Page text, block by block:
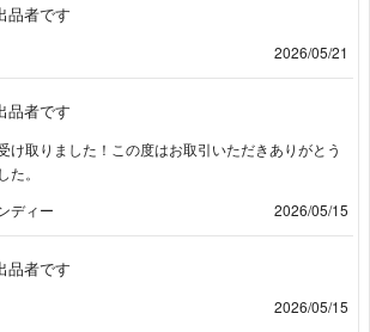
品者です
2026/05/21
品者です
け取りました！この度はお取引いただきありがとう
た。
ディー
2026/05/15
品者です
2026/05/15